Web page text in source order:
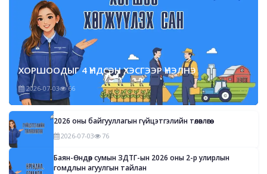
ХОРШООДЫГ 4 ҮНДСЭН ХЭСГЭЭР ҮНЭЛНЭ
2026-07-03 66
2026 оны байгууллагын гүйцэтгэлийн төлөвлөгөө
2026-07-03 76
Баян-Өндөр сумын ЗДТГ-ын 2026 оны 2-р улирлын
гомдлын агуулгын тайлан